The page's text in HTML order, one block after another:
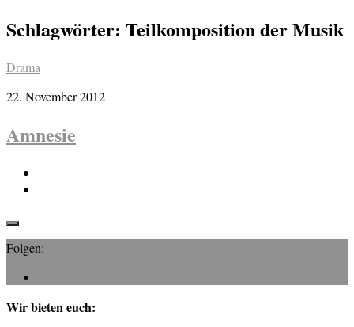
Schlagwörter: Teilkomposition der Musik
Drama
22. November 2012
Amnesie
Folgen:
Wir bieten euch: